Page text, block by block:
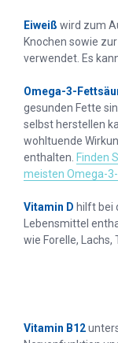
Eiweiß wird zum
Knochen sowie
verwendet. Es
Omega-3-
gesunden Fette
selbst herstellen
wohltuende
enthalten. Finden
meisten Omega-
Vitamin D hilft bei
Lebensmittel
wie Forelle,
Vitamin B12